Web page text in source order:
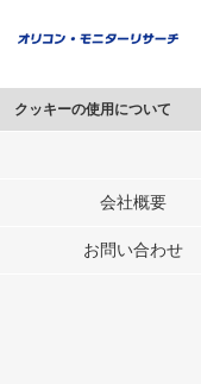
クッキーの使用について
このサイトでは Cookie を
行っています。
メディアや広告配信、デー
会社概要
お問い合わせ